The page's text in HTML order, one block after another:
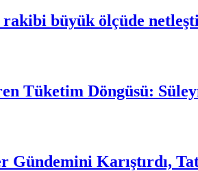
rakibi büyük ölçüde
Tüketim Döngüsü:
Gündemini Karıştırdı,